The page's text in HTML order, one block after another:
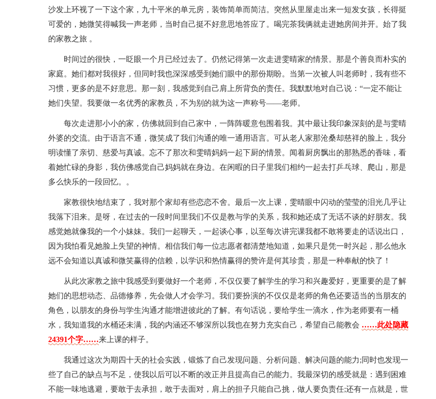
沙发上环视了一下这个家，九十平米的单元房，装饰简单而简洁。突然从里屋走出来一短发女孩，长得挺
可爱的，她微笑得喊我一声老师，当时自己挺不好意思地答应了。喝完茶我俩就走进她房间并开。始了我
的家教之旅 。
时间过的很快，一眨眼一个月已经过去了。仍然记得第一次走进雯晴家的情景。那是个善良而朴实的
家庭。她们都对我很好，但同时我也深深感受到她们眼中的那份期盼。当第一次被人叫老师时，我有些不
习惯，更多的是不好意思。那一刻，我感觉到自己肩上所背负的责任。我默默地对自己说：“一定不能让
她们失望。我要做一名优秀的家教员，不为别的就为这一声称号——老师。
每次走进那小小的家，仿佛就回到自己家中，一阵阵暖意包围着我。其中最让我印象深刻的是与雯晴
外婆的交流。由于语言不通，微笑成了我们沟通的唯一通用语言。可从老人家那沧桑却慈祥的脸上，我分
明读懂了亲切、慈爱与真诚。忘不了那次和雯晴妈妈一起下厨的情景。闻着厨房飘出的那熟悉的香味，看
着她忙碌的身影，我仿佛感觉自己妈妈就在身边。在闲暇的日子里我们相约一起去打乒乓球、爬山，那是
多么快乐的一段回忆。。
家教很快地结束了，我对那个家却有些恋恋不舍。最后一次上课，雯晴眼中闪动的莹莹的泪光几乎让
我落下泪来。是呀，在过去的一段时间里我们不仅是教与学的关系，我和她还成了无话不谈的好朋友。我
感觉她就像我的一个小妹妹。我们一起聊天，一起谈心事，以至每次讲完课我都不敢将要走的话说出口，
因为我怕看见她脸上失望的神情。相信我们每一位志愿者都清楚地知道，如果只是凭一时兴起，那么他永
远不会知道以真诚和微笑赢得的信赖，以学识和热情赢得的赞许是何其珍贵，那是一种奉献的快了！
从此次家教之旅中我感受到要做好一个老师，不仅仅要了解学生的学习和兴趣爱好，更重要的是了解
她们的思想动态、品德修养，先会做人才会学习。我们要扮演的不仅仅是老师的角色还要适当的当朋友的
角色，以朋友的身份与学生沟通才能增进彼此的了解。有句话说，要给学生一滴水，作为老师要有一桶
水，我知道我的水桶还未满，我的内涵还不够深所以我也在努力充实自己，希望自己能教会 ……此处隐藏
24391个字……来上课的样子。
我通过这次为期四十天的社会实践，锻炼了自己发现问题、分析问题、解决问题的能力;同时也发现一
些了自己的缺点与不足，使我以后可以不断的改正并且提高自己的能力。我最深切的感受就是：遇到困难
不能一味地逃避，要敢于去承担，敢于去面对，肩上的担子只能自己挑，做人要负责任;还有一点就是，世